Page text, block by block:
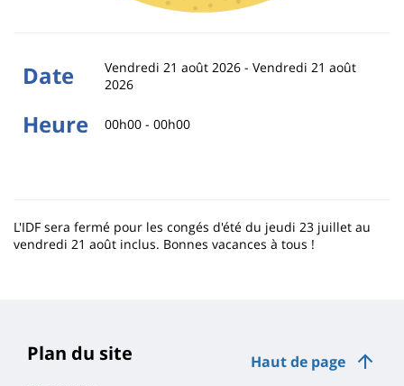
Date Vendredi 21 août 2026 - Vendredi 21 août
2026
Heure 00h00 - 00h00
L'IDF sera fermé pour les congés d'été du jeudi 23 juillet au
vendredi 21 août inclus. Bonnes vacances à tous !
Haut de page
Plan du site